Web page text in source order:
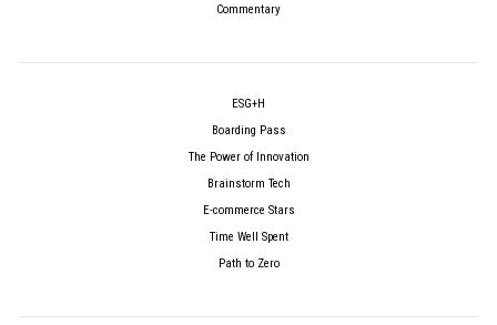
Commentary
ESG+H
Boarding Pass
The Power of Innovation
Brainstorm Tech
E-commerce Stars
Time Well Spent
Path to Zero